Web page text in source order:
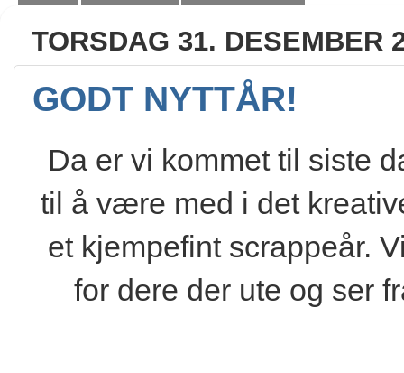
TORSDAG 31. DESEMBER
GODT NYTTÅR!
Da er vi kommet til siste
til å være med i det
et kjempefint scrappeår.
for dere der ute og ser